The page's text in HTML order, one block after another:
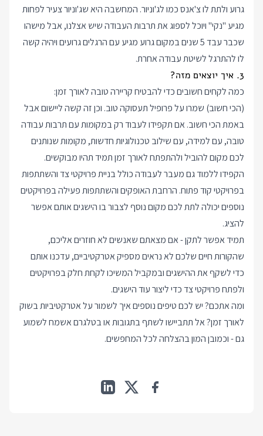
גרוע ולתת לו צ'אנס כמו לג'וניור. המחשבה היא שג'וניור צעיר לפחות
מגיע "נקי" ויוכל לספוג את תרבות העבודה שיש אצלנו, אבל מישהו
שכבר עבד 5 שנים במקום גרוע מגיע עם הרגלים גרועים ויהיה קשה
לו להתרגל לשיטת עבודה אחרת.
3. איך יוצאים מזה?
כמה לקחים חשובים כדי להבטיח קריירה טובה לאורך זמן:
(הכי חשוב) שמרו על פרופיל תעסוקה טוב. וכן זה קשה ליישום אבל
באמת הכי חשוב. אם תקפידו לעבוד רק במקומות עם תרבות עבודה
טובה, עם למידה, עם שילוב טכנולוגיות חדשות, מקומות שנותנים
לכם מקום להוביל ולהתפתח לאורך זמן תמיד תהיו מבוקשים.
הקפידו ללמוד גם מעבר לעבודה כולל בניית פרויקטי צד והשתתפות
בפרויקטי קוד פתוח. הרחבת האופקים והשתתפות פעילה בפרויקטים
נוספים יכולה לתת לכם מקום נוסף לצבור בו הישגים אותם אפשר
להציג.
תמיד אפשר לתקן - אם מצאתם שאנשים לא חוזרים אליכם,
שהקורות חיים שלכם לא נראים מספיק אטרקטיביים, עדכנו אותם
כדי לשקף את ההישגים ובמקביל המשיכו לקחת חלק בפרויקטים
ולפתח פרויקטי צד כדי ליצור עוד הישגים.
ומה אתכם? יש לכם טיפים נוספים איך לשמור על אטרקטיביות בשוק
לאורך זמן? אל תתביישו לשתף בתגובות או בטלגרם אשמח לשמוע
גם - וכמובן המון בהצלחה לכל המחפשים.